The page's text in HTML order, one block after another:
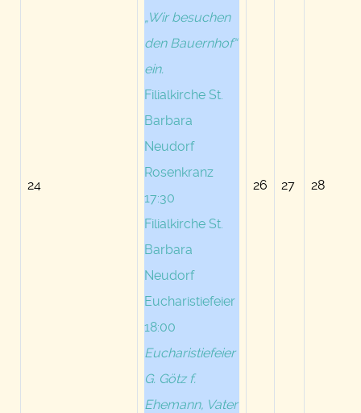
24
„Wir besuchen
den Bauernhof“
ein.
Filialkirche St.
Barbara
Neudorf
Rosenkranz
17:30
Filialkirche St.
Barbara
Neudorf
Eucharistiefeier
18:00
Eucharistiefeier
G. Götz f.
Ehemann, Vater
26 27 28